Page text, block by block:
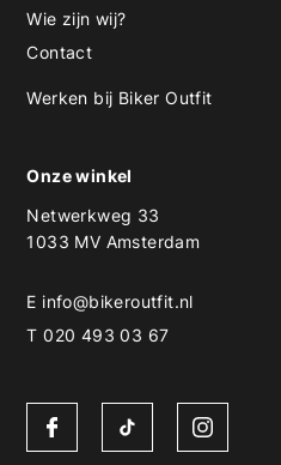
Wie zijn wij?
Contact
Werken bij Biker Outfit
Onze winkel
Netwerkweg 33
1033 MV Amsterdam
E info@bikeroutfit.nl
T 020 493 03 67